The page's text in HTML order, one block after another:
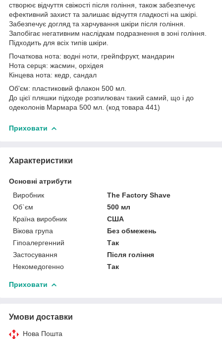
створює відчуття свіжості після гоління, також забезпечує
ефективний захист та залишає відчуття гладкості на шкірі.
Забезпечує догляд та харчування шкіри після гоління.
Запобігає негативним наслідкам подразнення в зоні гоління.
Підходить для всіх типів шкіри.
Початкова нота: водні ноти, грейпфрукт, мандарин
Нота серця: жасмин, орхідея
Кінцева нота: кедр, сандал
Об'єм: пластиковий флакон 500 мл.
До цієї пляшки підходе розпилювач такий самий, що і до
одеколонів Мармара 500 мл. (код товара 441)
Приховати
Характеристики
Основні атрибути
Виробник
The Factory Shave
Об`єм
500 мл
Країна виробник
США
Вікова група
Без обмежень
Гіпоалергенний
Так
Застосування
Після гоління
Некомедогенно
Так
Приховати
Умови доставки
Нова Пошта